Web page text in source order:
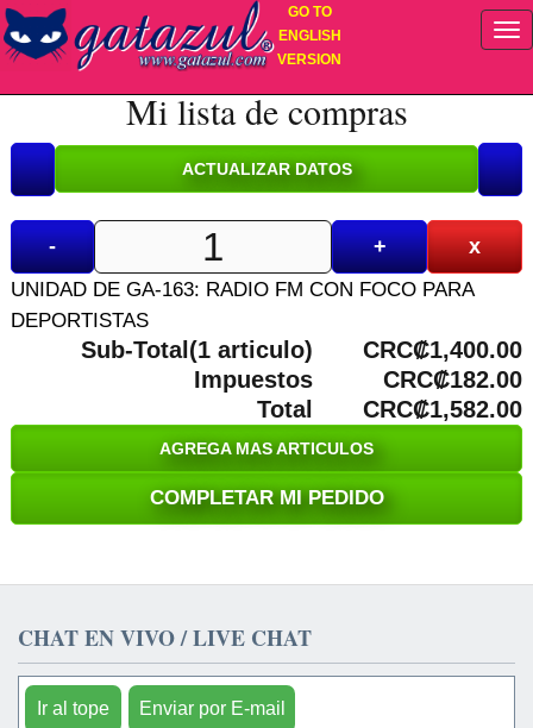
GO TO
ENGLISH
VERSION
Mi lista de compras
- + x
UNIDAD DE GA-163: RADIO FM CON FOCO PARA
DEPORTISTAS
Sub-Total(1 articulo)
CRC₡1,400.00
Impuestos
CRC₡182.00
Total
CRC₡1,582.00
AGREGA MAS ARTICULOS
COMPLETAR MI PEDIDO
CHAT EN VIVO / LIVE CHAT
Ir al tope Enviar por E-mail